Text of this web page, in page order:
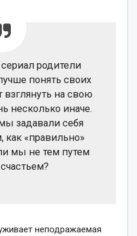
родители
понять своих
на свою
несколько иначе.
задавали себя
как «правильно»
мы не тем путем
неподражаемая